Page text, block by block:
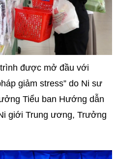
được mở đầu với
giảm stress” do Ni sư
Tiểu ban Hướng dẫn
giới Trung ương, Trưởng